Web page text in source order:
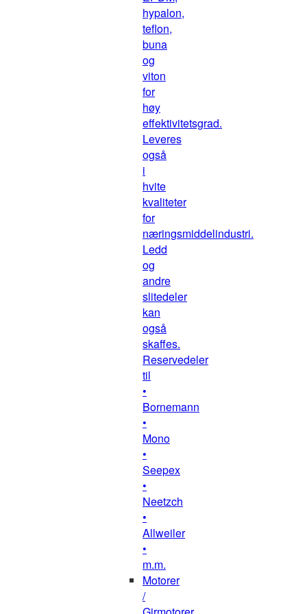
hypalon,
teflon,
buna
og
viton
for
høy
effektivitetsgrad.
Leveres
også
i
hvite
kvaliteter
for
næringsmiddelindustri.
Ledd
og
andre
slitedeler
kan
også
skaffes.
Reservedeler
til
•
Bornemann
•
Mono
•
Seepex
•
Neetzch
•
Allweiler
•
m.m.
Motorer
/